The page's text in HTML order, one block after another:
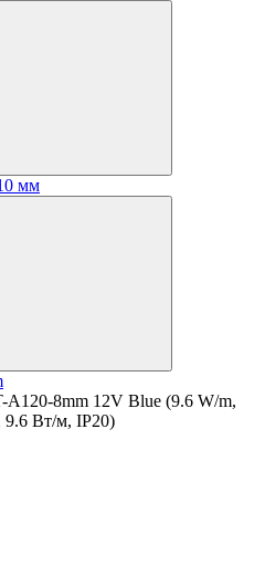
мм
A120-8mm 12V Blue (9.6 W/m,
9.6 Вт/м, IP20)